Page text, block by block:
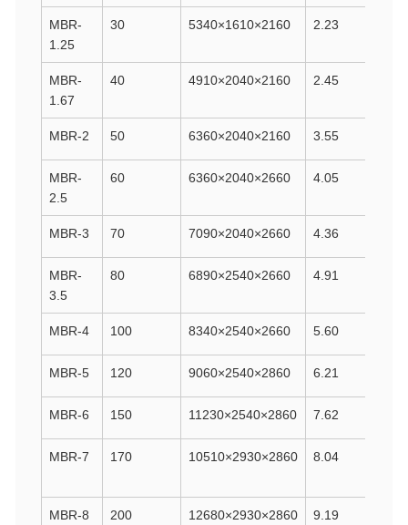
MBR-
1.25
30 5340×1610×2160 2.23
MBR-
1.67
40 4910×2040×2160 2.45
MBR-2 50 6360×2040×2160 3.55
MBR-
2.5
60 6360×2040×2660 4.05
MBR-3 70 7090×2040×2660 4.36
MBR-
3.5
80 6890×2540×2660 4.91
MBR-4 100 8340×2540×2660 5.60
MBR-5 120 9060×2540×2860 6.21
MBR-6 150 11230×2540×2860 7.62
MBR-7 170 10510×2930×2860 8.04
MBR-8 200 12680×2930×2860 9.19